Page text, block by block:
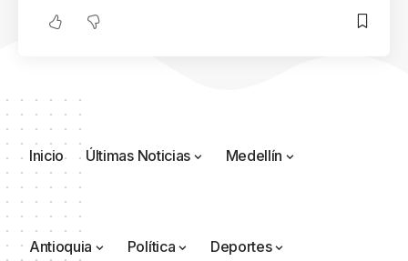
Inicio Últimas Noticias Medellín
Antioquia Política Deportes